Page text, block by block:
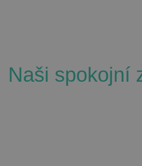
Naši spokojní